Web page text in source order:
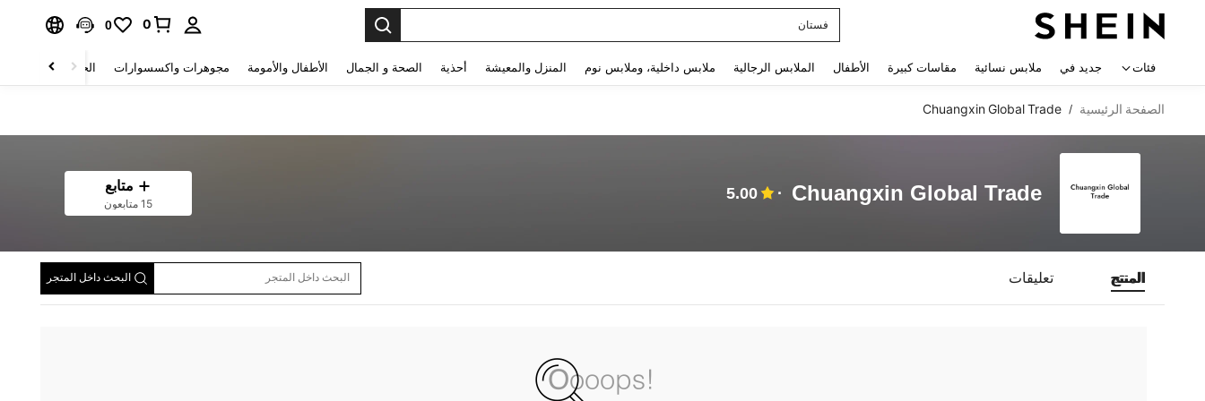
فستان
0
0
فئات جديد في ملابس نسائية مقاسات كبيرة الأطفال الملابس الرجالية ملابس داخلية، وملابس نوم المنزل والمعيشة أحذية الصحة و الجمال الأطفال والأمومة مجوهرات واكسسوارات الحقائب والأمتعة
الصفحة الرئيسية /
Chuangxin Global Trade
Chuangxin Global Trade
5.00 متابع
15 متابعون
المنتج تعليقات البحث داخل المتجر